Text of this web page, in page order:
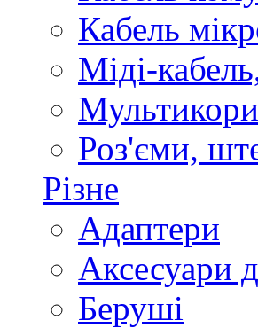
Кабель
Міді-
Мультикори
Роз'єми,
Різне
Адаптери
Аксесуари
Беруші